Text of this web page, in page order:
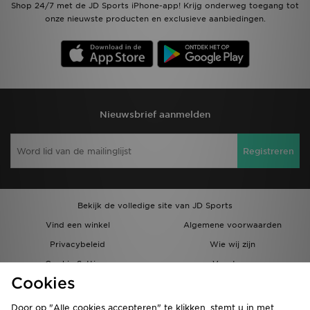
Shop 24/7 met de JD Sports iPhone-app! Krijg onderweg toegang tot
onze nieuwste producten en exclusieve aanbiedingen.
Nieuwsbrief aanmelden
Registreren
Bekijk de volledige site van JD Sports
Vind een winkel
Algemene voorwaarden
Privacybeleid
Wie wij zijn
Cookie Settings
Vacatures
Bestellingen en Levering
Cookies
Door op "Alle cookies accepteren" te klikken, stemt u in met